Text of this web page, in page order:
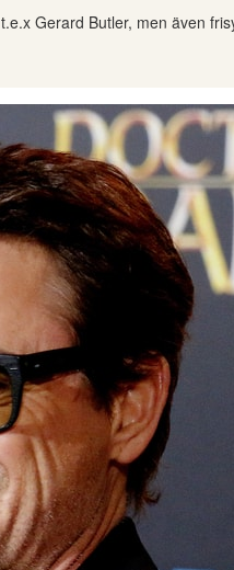
Gerard Butler, men även